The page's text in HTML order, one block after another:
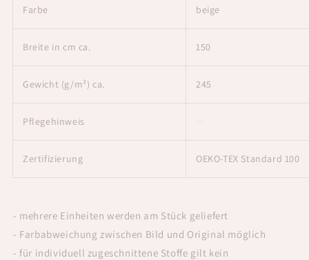
Farbe beige
Breite in cm ca. 150
Gewicht (g/m²) ca. 245
Pflegehinweis
Zertifizierung OEKO-TEX Standard 100
- mehrere Einheiten werden am Stück geliefert
- Farbabweichung zwischen Bild und Original möglich
- für individuell zugeschnittene Stoffe gilt kein